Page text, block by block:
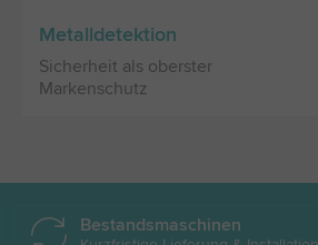
Metalldetektion
Sicherheit als oberster
Markenschutz
Bestandsmaschinen